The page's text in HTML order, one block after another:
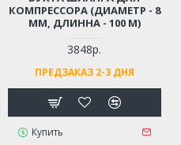
КОМПРЕССОРА (ДИАМЕТР - 8
ММ, ДЛИННА - 100 М)
3848р.
ПРЕДЗАКАЗ 2-3 ДНЯ
Купить